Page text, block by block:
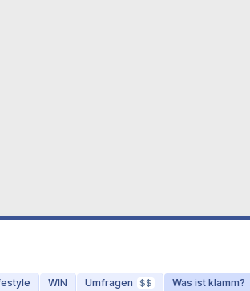
WIN Umfragen $$ Was ist klamm?